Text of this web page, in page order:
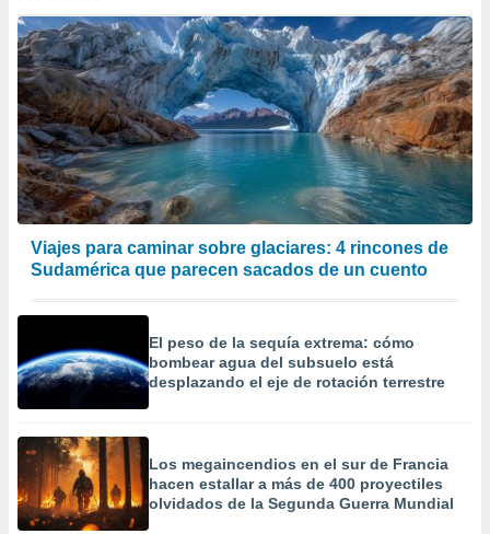
Viajes para caminar sobre glaciares: 4 rincones de
Sudamérica que parecen sacados de un cuento
El peso de la sequía extrema: cómo
bombear agua del subsuelo está
desplazando el eje de rotación terrestre
Los megaincendios en el sur de Francia
hacen estallar a más de 400 proyectiles
olvidados de la Segunda Guerra Mundial